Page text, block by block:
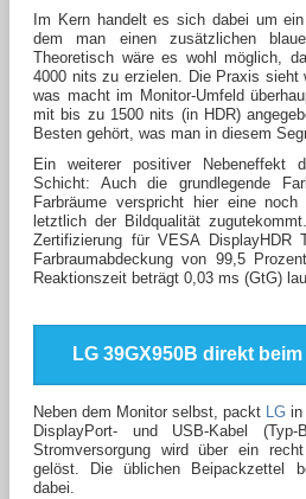
Im Kern handelt es sich dabei um
dem man einen zusätzlichen
Theoretisch wäre es wohl möglich,
4000 nits zu erzielen. Die Praxis sieht
was macht im Monitor-Umfeld
mit bis zu 1500 nits (in HDR)
Besten gehört, was man in diesem
Ein weiterer positiver Nebeneffekt
Schicht: Auch die grundlegende
Farbräume verspricht hier eine
letztlich der Bildqualität
Zertifizierung für VESA DisplayHDR
Farbraumabdeckung von 99,5
Reaktionszeit beträgt 0,03 ms (GtG)
LG 39GX950B direkt
Neben dem Monitor selbst, packt LG in
DisplayPort- und USB-Kabel
Stromversorgung wird über ein
gelöst. Die üblichen Beipackzettel
dabei.